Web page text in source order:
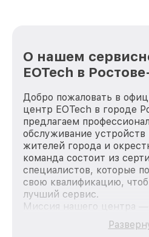
О нашем
EOTech в
Добро пожаловать в
центр EOTech в городе
предлагаем
обслуживание устройств
жителей города и
команда состоит из
специалистов, которые
свою квалификацию,
лучший сервис.
Миссия нашего центра —
качественный и
каждого пользователя